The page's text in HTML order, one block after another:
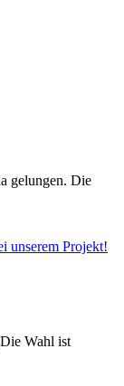
gelungen. Die
Wahl ist